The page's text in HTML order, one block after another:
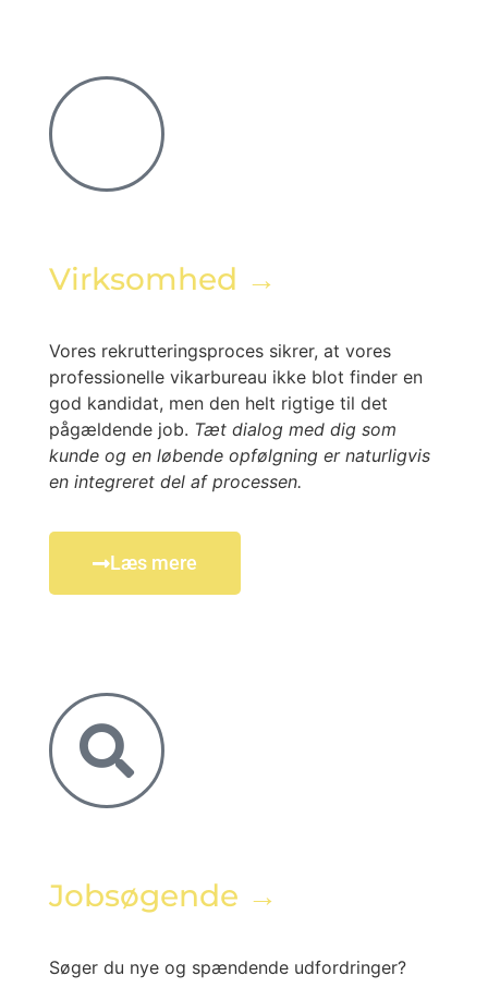
Virksomhed →
Vores rekrutteringsproces sikrer, at vores
professionelle vikarbureau ikke blot finder en
god kandidat, men den helt rigtige til det
pågældende job. Tæt dialog med dig som
kunde og en løbende opfølgning er naturligvis
en integreret del af processen.
Læs mere
Jobsøgende →
Søger du nye og spændende udfordringer?